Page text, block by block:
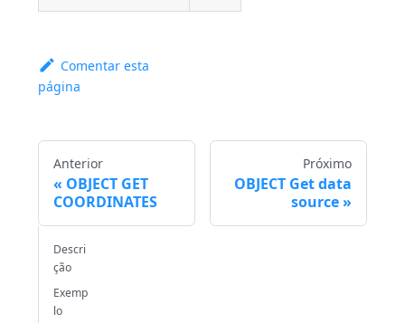
Comentar esta
página
Anterior
OBJECT GET
COORDINATES
Próximo
OBJECT Get data
source
Descri
ção
Exemp
lo